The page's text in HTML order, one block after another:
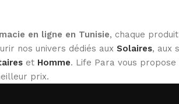
en ligne en Tunisie, chaque
nos univers dédiés aux Solaires, aux
et Homme. Life Para vous
prix.